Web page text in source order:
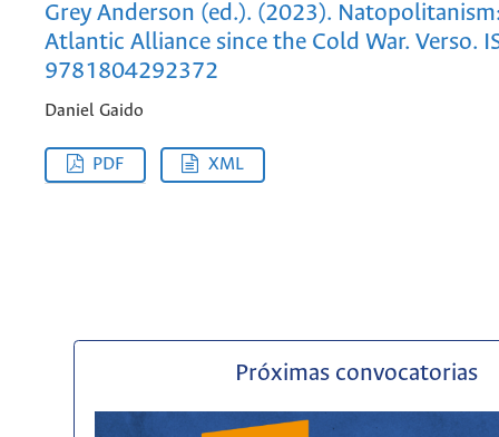
Grey Anderson (ed.). (2023).
Atlantic Alliance since the Cold War. Verso.
9781804292372
Daniel Gaido
PDF XML
Próximas convocatorias